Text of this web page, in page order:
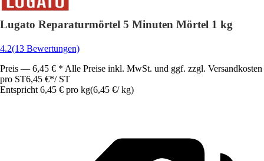
Lugato Reparaturmörtel 5 Minuten Mörtel 1 kg
4.2(13 Bewertungen)
Preis — 6,45 € * Alle Preise inkl. MwSt. und ggf. zzgl. Versandkosten
pro ST6,45 €*/ ST
Entspricht 6,45 € pro kg(6,45 €/ kg)